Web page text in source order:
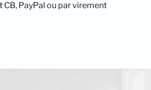
CB, PayPal ou par virement